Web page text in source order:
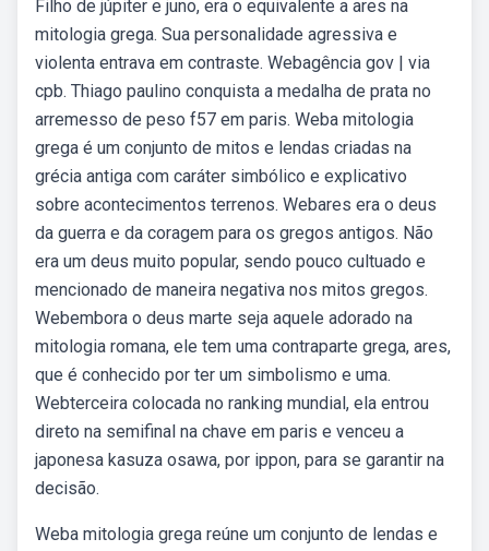
Filho de júpiter e juno, era o equivalente a ares na
mitologia grega. Sua personalidade agressiva e
violenta entrava em contraste. Webagência gov | via
cpb. Thiago paulino conquista a medalha de prata no
arremesso de peso f57 em paris. Weba mitologia
grega é um conjunto de mitos e lendas criadas na
grécia antiga com caráter simbólico e explicativo
sobre acontecimentos terrenos. Webares era o deus
da guerra e da coragem para os gregos antigos. Não
era um deus muito popular, sendo pouco cultuado e
mencionado de maneira negativa nos mitos gregos.
Webembora o deus marte seja aquele adorado na
mitologia romana, ele tem uma contraparte grega, ares,
que é conhecido por ter um simbolismo e uma.
Webterceira colocada no ranking mundial, ela entrou
direto na semifinal na chave em paris e venceu a
japonesa kasuza osawa, por ippon, para se garantir na
decisão.
Weba mitologia grega reúne um conjunto de lendas e